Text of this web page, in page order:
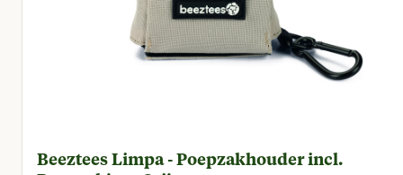
Beeztees Limpa - Poepzakhouder incl.